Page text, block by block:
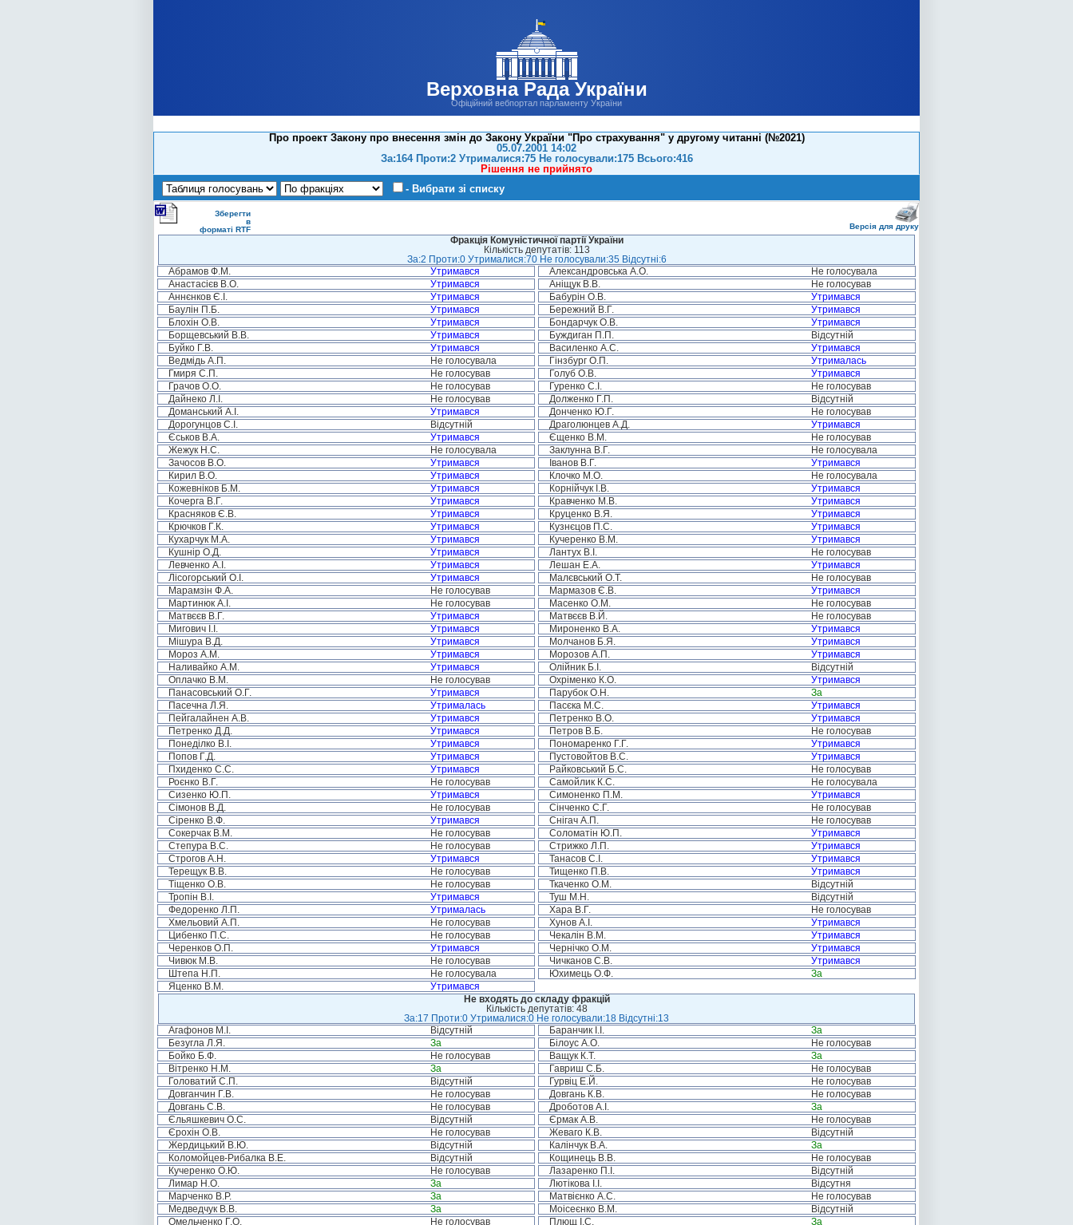
Верховна Рада України
Офіційний вебпортал парламенту України
Про проект Закону про внесення змін до Закону України "Про страхування" у другому читанні (№2021)
05.07.2001 14:02
За:164 Проти:2 Утрималися:75 Не голосували:175 Всього:416
Рішення не прийнято
- Вибрати зі списку
Зберегти
в
форматі RTF
Версія для друку
Фракція Комуністичної партії України
Кількість депутатів: 113
За:2 Проти:0 Утрималися:70 Не голосували:35 Відсутні:6
Абрамов Ф.М.
Утримався Александровська А.О.
Не голосувала
Анастасієв В.О.
Утримався Аніщук В.В.
Не голосував
Аннєнков Є.І.
Утримався Бабурін О.В.
Утримався
Баулін П.Б.
Утримався Бережний В.Г.
Утримався
Блохін О.В.
Утримався Бондарчук О.В.
Утримався
Борщевський В.В.
Утримався Буждиган П.П.
Відсутній
Буйко Г.В.
Утримався Василенко А.С.
Утримався
Ведмідь А.П.
Не голосувала Гінзбург О.П.
Утрималась
Гмиря С.П.
Не голосував Голуб О.В.
Утримався
Грачов О.О.
Не голосував Гуренко С.І.
Не голосував
Дайнеко Л.І.
Не голосував Долженко Г.П.
Відсутній
Доманський А.І.
Утримався Донченко Ю.Г.
Не голосував
Дорогунцов С.І.
Відсутній Драголюнцев А.Д.
Утримався
Єськов В.А.
Утримався Єщенко В.М.
Не голосував
Жежук Н.С.
Не голосувала Заклунна В.Г.
Не голосувала
Зачосов В.О.
Утримався Іванов В.Г.
Утримався
Кирил В.О.
Утримався Клочко М.О.
Не голосувала
Кожевніков Б.М.
Утримався Корнійчук І.В.
Утримався
Кочерга В.Г.
Утримався Кравченко М.В.
Утримався
Красняков Є.В.
Утримався Круценко В.Я.
Утримався
Крючков Г.К.
Утримався Кузнєцов П.С.
Утримався
Кухарчук М.А.
Утримався Кучеренко В.М.
Утримався
Кушнір О.Д.
Утримався Лантух В.І.
Не голосував
Левченко А.І.
Утримався Лешан Е.А.
Утримався
Лісогорський О.І.
Утримався Малєвський О.Т.
Не голосував
Марамзін Ф.А.
Не голосував Мармазов Є.В.
Утримався
Мартинюк А.І.
Не голосував Масенко О.М.
Не голосував
Матвєєв В.Г.
Утримався Матвєєв В.Й.
Не голосував
Мигович І.І.
Утримався Мироненко В.А.
Утримався
Мішура В.Д.
Утримався Молчанов Б.Я.
Утримався
Мороз А.М.
Утримався Морозов А.П.
Утримався
Наливайко А.М.
Утримався Олійник Б.І.
Відсутній
Оплачко В.М.
Не голосував Охріменко К.О.
Утримався
Панасовський О.Г.
Утримався Парубок О.Н.
За
Пасечна Л.Я.
Утрималась Пасєка М.С.
Утримався
Пейгалайнен А.В.
Утримався Петренко В.О.
Утримався
Петренко Д.Д.
Утримався Петров В.Б.
Не голосував
Понеділко В.І.
Утримався Пономаренко Г.Г.
Утримався
Попов Г.Д.
Утримався Пустовойтов В.С.
Утримався
Пхиденко С.С.
Утримався Райковський Б.С.
Не голосував
Роєнко В.Г.
Не голосував Самойлик К.С.
Не голосувала
Сизенко Ю.П.
Утримався Симоненко П.М.
Утримався
Сімонов В.Д.
Не голосував Сінченко С.Г.
Не голосував
Сіренко В.Ф.
Утримався Снігач А.П.
Не голосував
Сокерчак В.М.
Не голосував Соломатін Ю.П.
Утримався
Степура В.С.
Не голосував Стрижко Л.П.
Утримався
Строгов А.Н.
Утримався Танасов С.І.
Утримався
Терещук В.В.
Не голосував Тищенко П.В.
Утримався
Тіщенко О.В.
Не голосував Ткаченко О.М.
Відсутній
Тропін В.І.
Утримався Туш М.Н.
Відсутній
Федоренко Л.П.
Утрималась Хара В.Г.
Не голосував
Хмельовий А.П.
Не голосував Хунов А.І.
Утримався
Цибенко П.С.
Не голосував Чекалін В.М.
Утримався
Черенков О.П.
Утримався Чернічко О.М.
Утримався
Чивюк М.В.
Не голосував Чичканов С.В.
Утримався
Штепа Н.П.
Не голосувала Юхимець О.Ф.
За
Яценко В.М.
Утримався
Не входять до складу фракцій
Кількість депутатів: 48
За:17 Проти:0 Утрималися:0 Не голосували:18 Відсутні:13
Агафонов М.І.
Відсутній Баранчик І.І.
За
Безугла Л.Я.
За Білоус А.О.
Не голосував
Бойко Б.Ф.
Не голосував Ващук К.Т.
За
Вітренко Н.М.
За Гавриш С.Б.
Не голосував
Головатий С.П.
Відсутній Гурвіц Е.Й.
Не голосував
Довганчин Г.В.
Не голосував Довгань К.В.
Не голосував
Довгань С.В.
Не голосував Дроботов А.І.
За
Єльяшкевич О.С.
Відсутній Єрмак А.В.
Не голосував
Єрохін О.В.
Не голосував Жеваго К.В.
Відсутній
Жердицький В.Ю.
Відсутній Калінчук В.А.
За
Коломойцев-Рибалка В.Е.
Відсутній Кощинець В.В.
Не голосував
Кучеренко О.Ю.
Не голосував Лазаренко П.І.
Відсутній
Лимар Н.О.
За Лютікова І.І.
Відсутня
Марченко В.Р.
За Матвієнко А.С.
Не голосував
Медведчук В.В.
За Моісеєнко В.М.
Відсутній
Омельченко Г.О.
Не голосував Плющ І.С.
За